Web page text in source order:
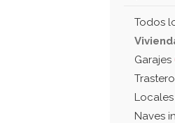
Todos
Garajes
Naves